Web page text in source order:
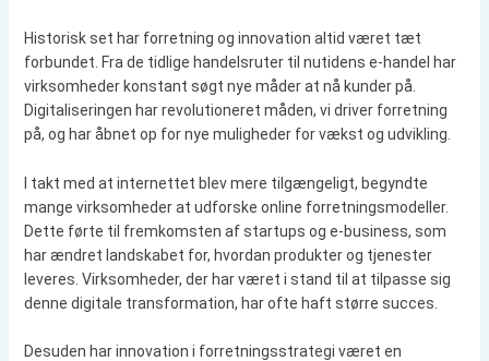
Historisk set har forretning og innovation altid været tæt
forbundet. Fra de tidlige handelsruter til nutidens e-handel har
virksomheder konstant søgt nye måder at nå kunder på.
Digitaliseringen har revolutioneret måden, vi driver forretning
på, og har åbnet op for nye muligheder for vækst og udvikling.
I takt med at internettet blev mere tilgængeligt, begyndte
mange virksomheder at udforske online forretningsmodeller.
Dette førte til fremkomsten af startups og e-business, som
har ændret landskabet for, hvordan produkter og tjenester
leveres. Virksomheder, der har været i stand til at tilpasse sig
denne digitale transformation, har ofte haft større succes.
Desuden har innovation i forretningsstrategi været en